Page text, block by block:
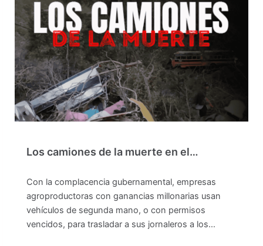
Los camiones de la muerte en el…
Con la complacencia gubernamental, empresas
agroproductoras con ganancias millonarias usan
vehículos de segunda mano, o con permisos
vencidos, para trasladar a sus jornaleros a los…